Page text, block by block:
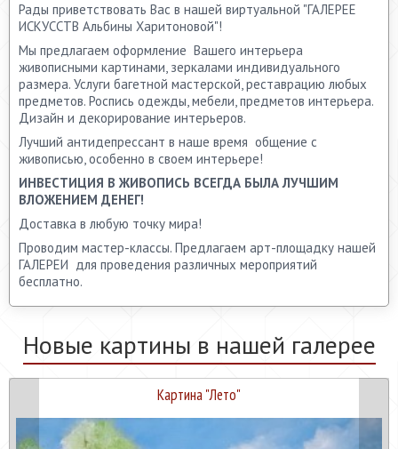
Рады приветствовать Вас в нашей виртуальной "ГАЛЕРЕЕ
ИСКУССТВ Альбины Харитоновой"!
Мы предлагаем оформление Вашего интерьера
живописными картинами, зеркалами индивидуального
размера. Услуги багетной мастерской, реставрацию любых
предметов. Роспись одежды, мебели, предметов интерьера.
Дизайн и декорирование интерьеров.
Лучший антидепрессант в наше время общение с
живописью, особенно в своем интерьере!
ИНВЕСТИЦИЯ В ЖИВОПИСЬ ВСЕГДА БЫЛА ЛУЧШИМ
ВЛОЖЕНИЕМ ДЕНЕГ!
Доставка в любую точку мира!
Проводим мастер-классы. Предлагаем арт-площадку нашей
ГАЛЕРЕИ для проведения различных мероприятий
бесплатно.
Новые картины в нашей галерее
Картина "Лето"